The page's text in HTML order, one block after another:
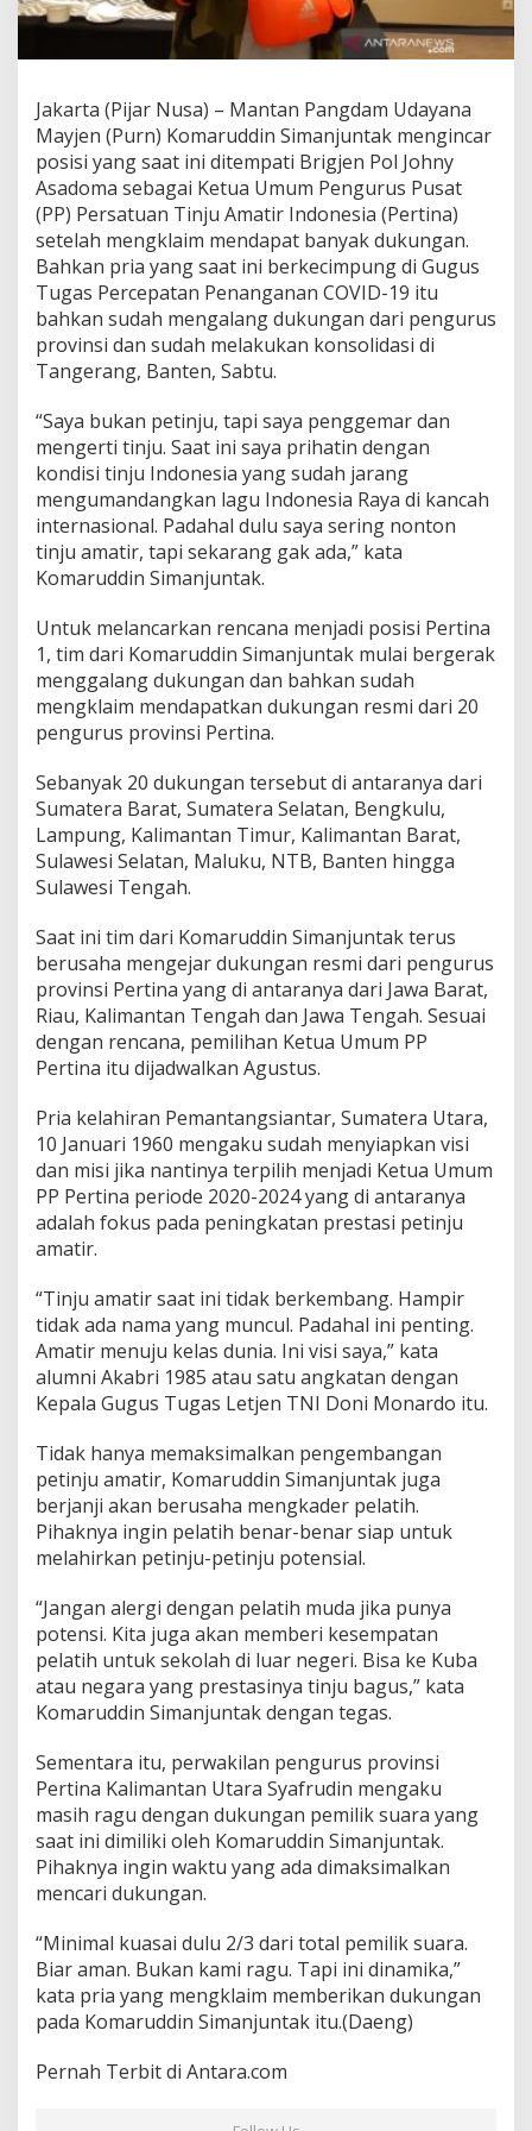
Jakarta (Pijar Nusa) – Mantan Pangdam Udayana
Mayjen (Purn) Komaruddin Simanjuntak mengincar
posisi yang saat ini ditempati Brigjen Pol Johny
Asadoma sebagai Ketua Umum Pengurus Pusat
(PP) Persatuan Tinju Amatir Indonesia (Pertina)
setelah mengklaim mendapat banyak dukungan.
Bahkan pria yang saat ini berkecimpung di Gugus
Tugas Percepatan Penanganan COVID-19 itu
bahkan sudah mengalang dukungan dari pengurus
provinsi dan sudah melakukan konsolidasi di
Tangerang, Banten, Sabtu.
“Saya bukan petinju, tapi saya penggemar dan
mengerti tinju. Saat ini saya prihatin dengan
kondisi tinju Indonesia yang sudah jarang
mengumandangkan lagu Indonesia Raya di kancah
internasional. Padahal dulu saya sering nonton
tinju amatir, tapi sekarang gak ada,” kata
Komaruddin Simanjuntak.
Untuk melancarkan rencana menjadi posisi Pertina
1, tim dari Komaruddin Simanjuntak mulai bergerak
menggalang dukungan dan bahkan sudah
mengklaim mendapatkan dukungan resmi dari 20
pengurus provinsi Pertina.
Sebanyak 20 dukungan tersebut di antaranya dari
Sumatera Barat, Sumatera Selatan, Bengkulu,
Lampung, Kalimantan Timur, Kalimantan Barat,
Sulawesi Selatan, Maluku, NTB, Banten hingga
Sulawesi Tengah.
Saat ini tim dari Komaruddin Simanjuntak terus
berusaha mengejar dukungan resmi dari pengurus
provinsi Pertina yang di antaranya dari Jawa Barat,
Riau, Kalimantan Tengah dan Jawa Tengah. Sesuai
dengan rencana, pemilihan Ketua Umum PP
Pertina itu dijadwalkan Agustus.
Pria kelahiran Pemantangsiantar, Sumatera Utara,
10 Januari 1960 mengaku sudah menyiapkan visi
dan misi jika nantinya terpilih menjadi Ketua Umum
PP Pertina periode 2020-2024 yang di antaranya
adalah fokus pada peningkatan prestasi petinju
amatir.
“Tinju amatir saat ini tidak berkembang. Hampir
tidak ada nama yang muncul. Padahal ini penting.
Amatir menuju kelas dunia. Ini visi saya,” kata
alumni Akabri 1985 atau satu angkatan dengan
Kepala Gugus Tugas Letjen TNI Doni Monardo itu.
Tidak hanya memaksimalkan pengembangan
petinju amatir, Komaruddin Simanjuntak juga
berjanji akan berusaha mengkader pelatih.
Pihaknya ingin pelatih benar-benar siap untuk
melahirkan petinju-petinju potensial.
“Jangan alergi dengan pelatih muda jika punya
potensi. Kita juga akan memberi kesempatan
pelatih untuk sekolah di luar negeri. Bisa ke Kuba
atau negara yang prestasinya tinju bagus,” kata
Komaruddin Simanjuntak dengan tegas.
Sementara itu, perwakilan pengurus provinsi
Pertina Kalimantan Utara Syafrudin mengaku
masih ragu dengan dukungan pemilik suara yang
saat ini dimiliki oleh Komaruddin Simanjuntak.
Pihaknya ingin waktu yang ada dimaksimalkan
mencari dukungan.
“Minimal kuasai dulu 2/3 dari total pemilik suara.
Biar aman. Bukan kami ragu. Tapi ini dinamika,”
kata pria yang mengklaim memberikan dukungan
pada Komaruddin Simanjuntak itu.(Daeng)
Pernah Terbit di Antara.com